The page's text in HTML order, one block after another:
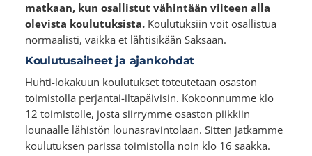
matkaan, kun osallistut vähintään viiteen alla
olevista koulutuksista. Koulutuksiin voit osallistua
normaalisti, vaikka et lähtisikään Saksaan.
Koulutusaiheet ja ajankohdat
Huhti-lokakuun koulutukset toteutetaan osaston
toimistolla perjantai-iltapäivisin. Kokoonnumme klo
12 toimistolle, josta siirrymme osaston piikkiin
lounaalle lähistön lounasravintolaan. Sitten jatkamme
koulutuksen parissa toimistolla noin klo 16 saakka.